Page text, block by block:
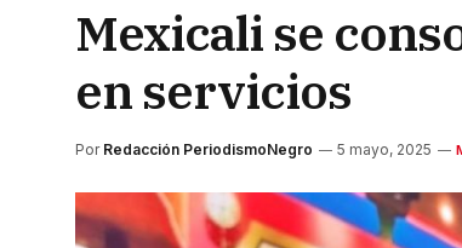
Mexicali se
en servicios
Por Redacción PeriodismoNegro 5 mayo, 2025